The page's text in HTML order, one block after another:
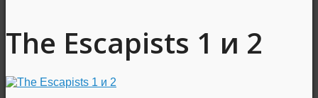
The Escapists 1 и 2